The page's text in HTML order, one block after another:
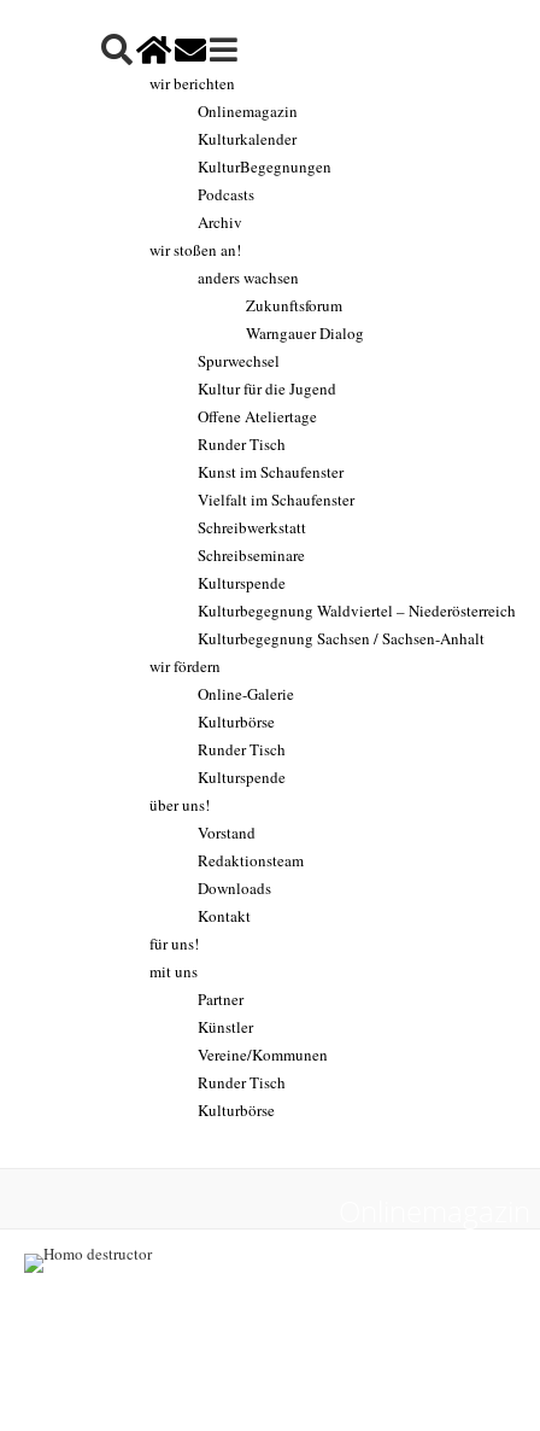
wir berichten
Onlinemagazin
Kulturkalender
KulturBegegnungen
Podcasts
Archiv
wir stoßen an!
anders wachsen
Zukunftsforum
Warngauer Dialog
Spurwechsel
Kultur für die Jugend
Offene Ateliertage
Runder Tisch
Kunst im Schaufenster
Vielfalt im Schaufenster
Schreibwerkstatt
Schreibseminare
Kulturspende
Kulturbegegnung Waldviertel – Niederösterreich
Kulturbegegnung Sachsen / Sachsen-Anhalt
wir fördern
Online-Galerie
Kulturbörse
Runder Tisch
Kulturspende
über uns!
Vorstand
Redaktionsteam
Downloads
Kontakt
für uns!
mit uns
Partner
Künstler
Vereine/Kommunen
Runder Tisch
Kulturbörse